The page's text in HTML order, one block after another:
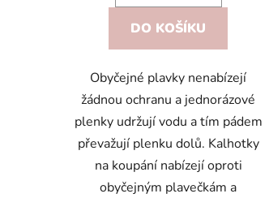
DO KOŠÍKU
Obyčejné plavky nenabízejí
žádnou ochranu a jednorázové
plenky udržují vodu a tím pádem
převažují plenku dolů. Kalhotky
na koupání nabízejí oproti
obyčejným plavečkám a